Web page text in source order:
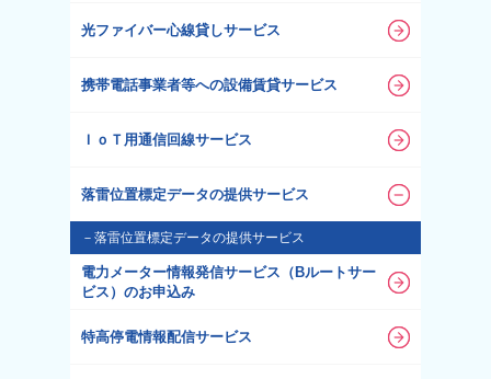
光ファイバー心線貸しサービス
携帯電話事業者等への設備賃貸サービス
ＩｏＴ用通信回線サービス
落雷位置標定データの提供サービス
－ 落雷位置標定データの提供サービス
電力メーター情報発信サービス（Bルートサー
ビス）のお申込み
特高停電情報配信サービス